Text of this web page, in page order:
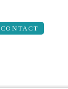
CONTACT